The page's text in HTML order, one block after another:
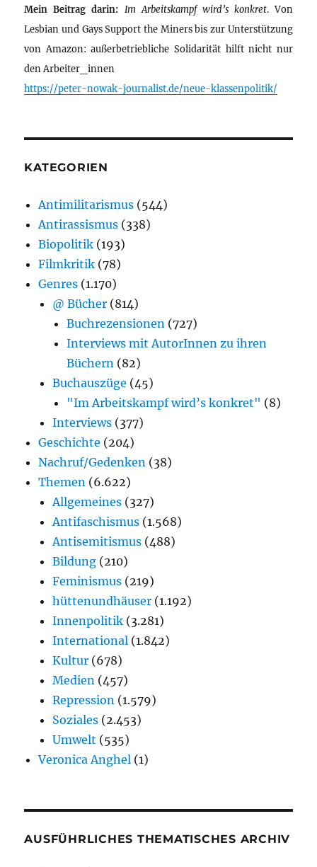
Mein Beitrag darin: Im Arbeitskampf wird’s konkret. Von
Lesbian und Gays Support the Miners bis zur Unterstützung
von Amazon: außerbetriebliche Solidarität hilft nicht nur
den Arbeiter_innen
https://peter-nowak-journalist.de/neue-klassenpolitik/
KATEGORIEN
Antimilitarismus (544)
Antirassismus (338)
Biopolitik (193)
Filmkritik (78)
Genres (1.170)
@ Bücher (814)
Buchrezensionen (727)
Interviews mit AutorInnen zu ihren
Büchern (82)
Buchauszüge (45)
"Im Arbeitskampf wird’s konkret" (8)
Interviews (377)
Geschichte (204)
Nachruf/Gedenken (38)
Themen (6.622)
Allgemeines (327)
Antifaschismus (1.568)
Antisemitismus (488)
Bildung (210)
Feminismus (219)
hüttenundhäuser (1.192)
Innenpolitik (3.281)
International (1.842)
Kultur (678)
Medien (457)
Repression (1.579)
Soziales (2.453)
Umwelt (535)
Veronica Anghel (1)
AUSFÜHRLICHES THEMATISCHES ARCHIV